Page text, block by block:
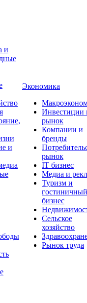
и
и
Экономика
Инвестиции
рынок
Компании и
бренды
рынок
IT бизнес
Медиа и
Туризм и
гостиничный
бизнес
Сельское
хозяйство
Рынок труда